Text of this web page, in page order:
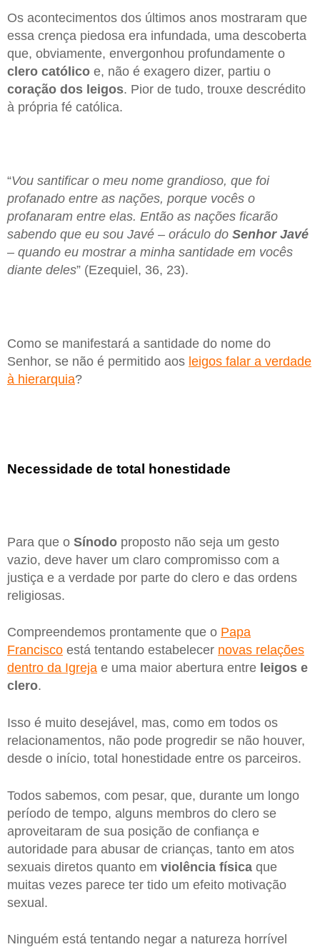
Os acontecimentos dos últimos anos mostraram que
essa crença piedosa era infundada, uma descoberta
que, obviamente, envergonhou profundamente o
clero católico e, não é exagero dizer, partiu o
coração dos leigos. Pior de tudo, trouxe descrédito
à própria fé católica.
“Vou santificar o meu nome grandioso, que foi
profanado entre as nações, porque vocês o
profanaram entre elas. Então as nações ficarão
sabendo que eu sou Javé – oráculo do Senhor Javé
– quando eu mostrar a minha santidade em vocês
diante deles” (Ezequiel, 36, 23).
Como se manifestará a santidade do nome do
Senhor, se não é permitido aos leigos falar a verdade
à hierarquia?
Necessidade de total honestidade
Para que o Sínodo proposto não seja um gesto
vazio, deve haver um claro compromisso com a
justiça e a verdade por parte do clero e das ordens
religiosas.
Compreendemos prontamente que o Papa
Francisco está tentando estabelecer novas relações
dentro da Igreja e uma maior abertura entre leigos e
clero.
Isso é muito desejável, mas, como em todos os
relacionamentos, não pode progredir se não houver,
desde o início, total honestidade entre os parceiros.
Todos sabemos, com pesar, que, durante um longo
período de tempo, alguns membros do clero se
aproveitaram de sua posição de confiança e
autoridade para abusar de crianças, tanto em atos
sexuais diretos quanto em violência física que
muitas vezes parece ter tido um efeito motivação
sexual.
Ninguém está tentando negar a natureza horrível